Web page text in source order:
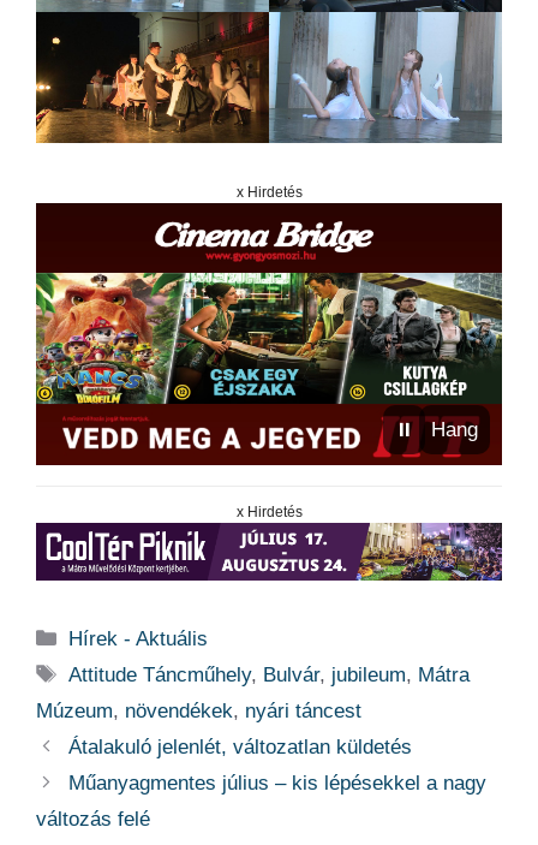
x Hirdetés
⏸ Hang
x Hirdetés
Kategória
Hírek - Aktuális
Címkék
Attitude Táncműhely, Bulvár, jubileum, Mátra
Múzeum, növendékek, nyári táncest
Átalakuló jelenlét, változatlan küldetés
Műanyagmentes július – kis lépésekkel a nagy
változás felé